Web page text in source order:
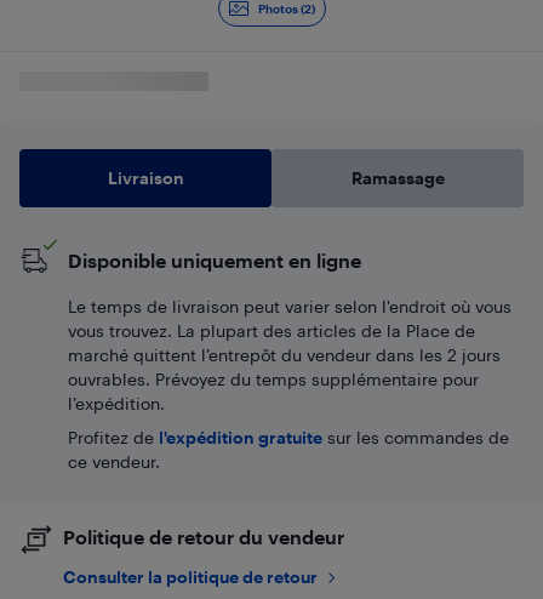
Photos (2)
Livraison Ramassage
Disponible uniquement en ligne
Le temps de livraison peut varier selon l'endroit où vous
vous trouvez. La plupart des articles de la Place de
marché quittent l’entrepôt du vendeur dans les 2 jours
ouvrables. Prévoyez du temps supplémentaire pour
l’expédition.
Profitez de l'expédition gratuite sur les commandes de
ce vendeur.
Politique de retour du vendeur
Consulter la politique de retour